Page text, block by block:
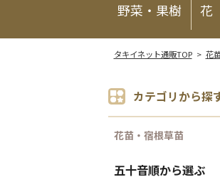
野菜・果樹 花
タキイネット通販TOP> 花
カテゴリから探
花苗・宿根草苗
五十音順から選ぶ